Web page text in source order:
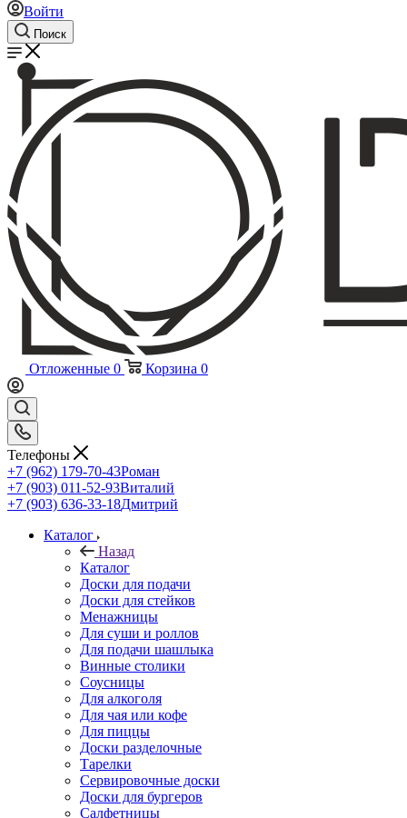
Войти
Поиск
Отложенные 0 Корзина 0
Телефоны
+7 (962) 179-70-43Роман
+7 (903) 011-52-93Виталий
+7 (903) 636-33-18Дмитрий
Каталог
Назад
Каталог
Доски для подачи
Доски для стейков
Менажницы
Для суши и роллов
Для подачи шашлыка
Винные столики
Соусницы
Для алкоголя
Для чая или кофе
Для пиццы
Доски разделочные
Тарелки
Сервировочные доски
Доски для бургеров
Салфетницы